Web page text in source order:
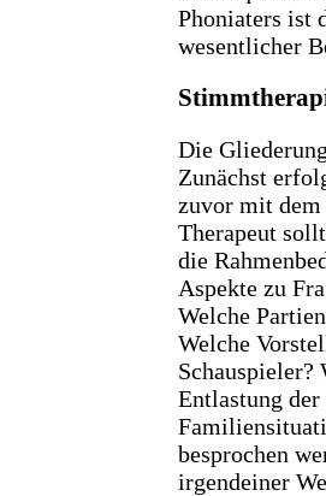
Phoniaters ist
wesentlicher
Die
Zunächst
zuvor mit dem
Therapeut
die
Aspekte zu
Welche
Welche
Schauspieler?
Entlastung
besprochen
irgendeiner